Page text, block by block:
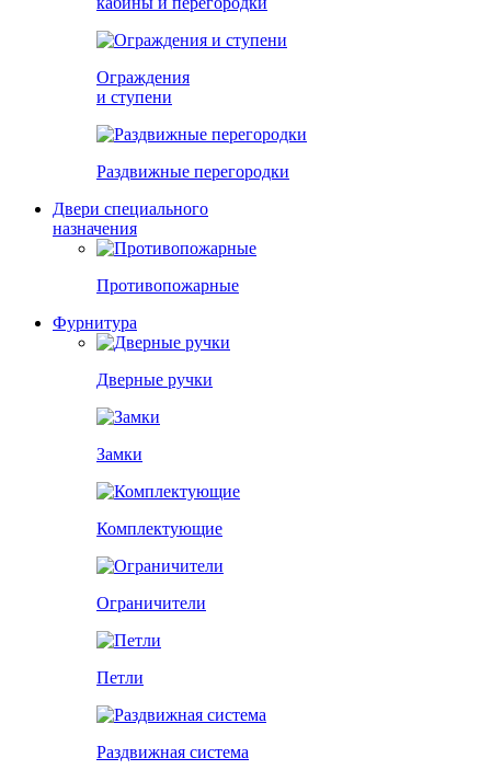
Ограждения
и ступени
Раздвижные перегородки
Двери специального
назначения
Противопожарные
Фурнитура
Дверные ручки
Замки
Комплектующие
Ограничители
Петли
Раздвижная система